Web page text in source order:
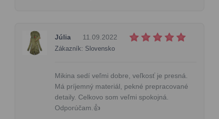
Júlia 11.09.2022
Zákazník: Slovensko
Mikina sedí veľmi dobre, veľkosť je presná.
Má príjemný materiál, pekné prepracované
detaily. Celkovo som veľmi spokojná.
Odporúčam.👍